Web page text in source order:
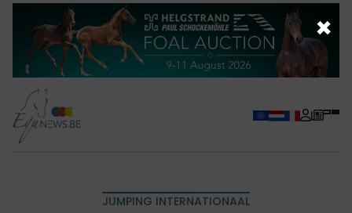
JUMPING INTERNATIONAAL
×